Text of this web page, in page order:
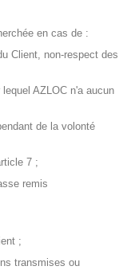
en cas de :
Client, non-respect des
AZLOC n'a aucun
de la volonté
7 ;
remis
;
transmises ou